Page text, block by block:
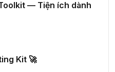
— Tiện ích dành
Kit 🚀